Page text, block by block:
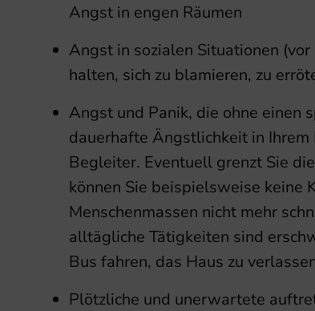
Angst in engen Räumen
Angst in sozialen Situationen
halten, sich zu blamieren, zu
Angst und Panik, die ohne einen
dauerhafte Ängstlichkeit in
Begleiter. Eventuell grenzt Sie
können Sie beispielsweise keine
Menschenmassen nicht mehr
alltägliche Tätigkeiten sind
Bus fahren, das Haus zu
Plötzliche und unerwartete